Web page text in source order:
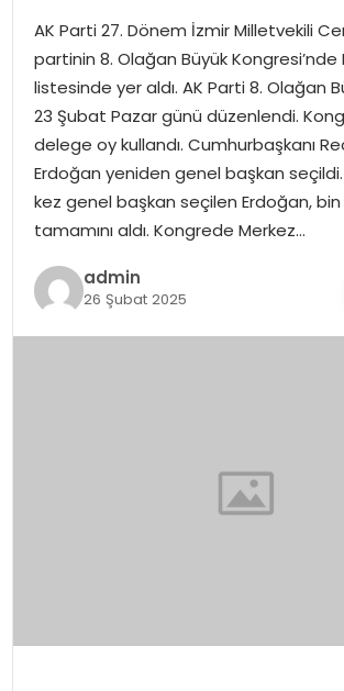
SPOR
EĞITIM
OTOMOBIL
AK Parti 27. Dönem İzmir Milletvekili
partinin 8. Olağan Büyük Kongresi’nde
listesinde yer aldı. AK Parti 8. Olağan
23 Şubat Pazar günü düzenlendi.
delege oy kullandı. Cumhurbaşkanı
Erdoğan yeniden genel başkan
kez genel başkan seçilen Erdoğan,
tamamını aldı. Kongrede Merkez…
admin
26 Şubat 2025